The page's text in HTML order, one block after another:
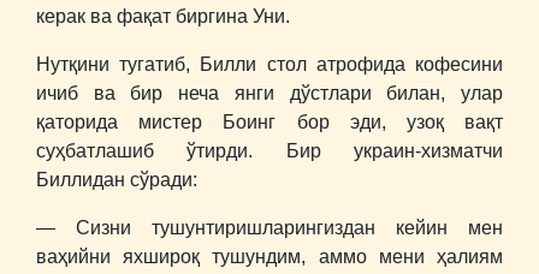
керак ва фақат биргина Уни.
Нутқини тугатиб, Билли стол атрофида кофесини
ичиб ва бир неча янги дўстлари билан, улар
қаторида мистер Боинг бор эди, узоқ вақт
суҳбатлашиб ўтирди. Бир украин-хизматчи
Биллидан сўради:
― Сизни тушунтиришларингиздан кейин мен
ваҳийни яхшироқ тушундим, аммо мени ҳалиям